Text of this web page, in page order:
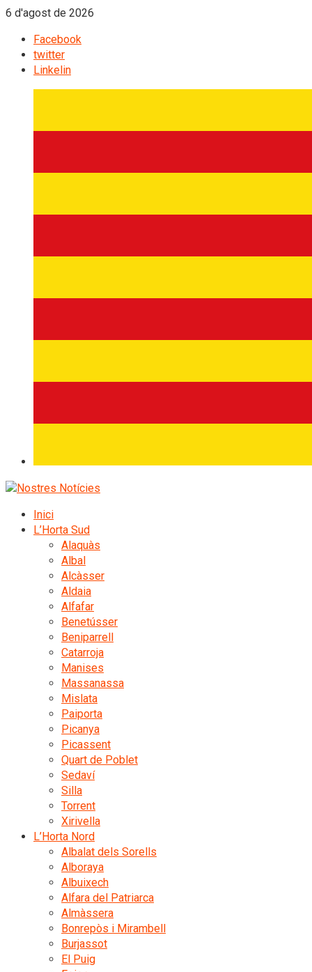
6 d'agost de 2026
Facebook
twitter
Linkelin
Inici
L’Horta Sud
Alaquàs
Albal
Alcàsser
Aldaia
Alfafar
Benetússer
Beniparrell
Catarroja
Manises
Massanassa
Mislata
Paiporta
Picanya
Picassent
Quart de Poblet
Sedaví
Silla
Torrent
Xirivella
L’Horta Nord
Albalat dels Sorells
Alboraya
Albuixech
Alfara del Patriarca
Almàssera
Bonrepòs i Mirambell
Burjassot
El Puig